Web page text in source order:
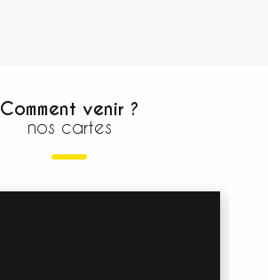
Comment venir ?
nos cartes